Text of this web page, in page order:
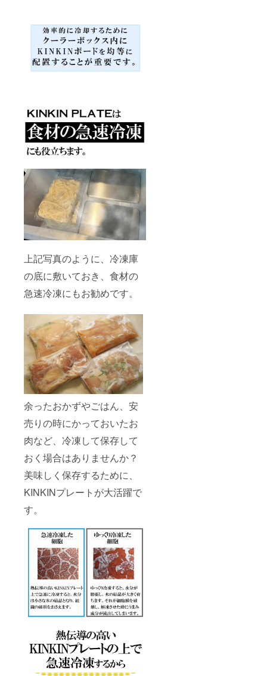
上記写真のように、冷凍庫
の底に敷いておき、食材の
急速冷凍にもお勧めです。
余ったおかずやごはん、安
売りの時にかっておいたお
肉など、冷凍して保存して
おく場合はありませんか？
美味しく保存するために、
KINKINプレートが大活躍で
す。